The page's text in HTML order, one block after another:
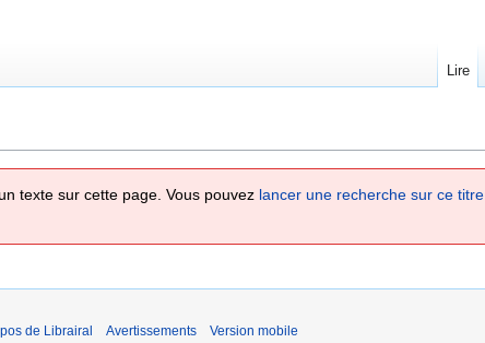
texte sur cette page. Vous pouvez lancer une recherche sur ce titre
Lire
de Librairal Avertissements Version mobile